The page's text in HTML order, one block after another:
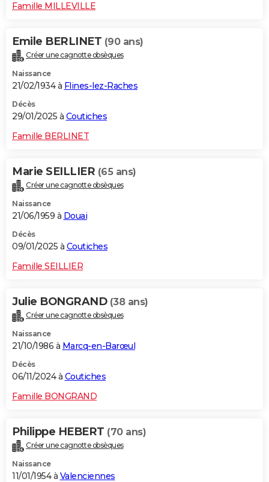
Famille MILLEVILLE
Emile BERLINET (90 ans)
Créer une cagnotte obsèques
Naissance
21/02/1934 à Flines-lez-Raches
Décès
29/01/2025 à Coutiches
Famille BERLINET
Marie SEILLIER (65 ans)
Créer une cagnotte obsèques
Naissance
21/06/1959 à Douai
Décès
09/01/2025 à Coutiches
Famille SEILLIER
Julie BONGRAND (38 ans)
Créer une cagnotte obsèques
Naissance
21/10/1986 à Marcq-en-Barœul
Décès
06/11/2024 à Coutiches
Famille BONGRAND
Philippe HEBERT (70 ans)
Créer une cagnotte obsèques
Naissance
11/01/1954 à Valenciennes